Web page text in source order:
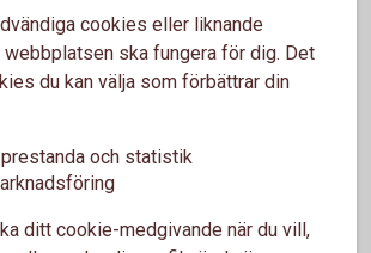
64,9 i december – stark
2020
den största månatliga ökningen sedan i
bilden av en utbredd
i svensk tillverkningsindustri. Det är
cookies eller liknande
ska fungera för dig. Det
du kan välja som förbättrar din
prestanda och statistik
ditt cookie-medgivande när du vill,